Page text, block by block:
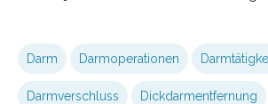
Darm Darmoperationen
Darmverschluss Dickdarmentfernung